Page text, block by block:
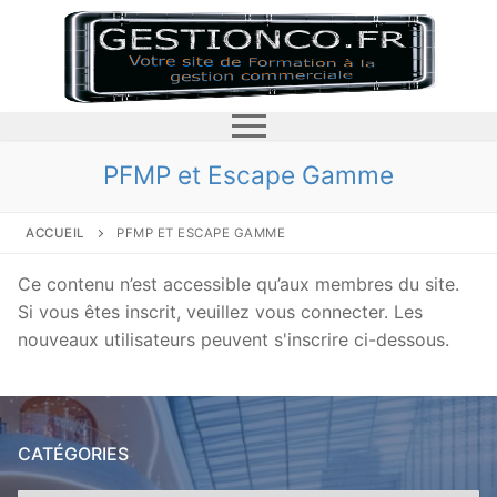
contenu
accueil
le prix
L’affichage d’une réduction de prix
Comment fixer un prix?
Pourquoi gérer les stocks?
Les mouvements de stock
le linéaire
PFMP et Escape Gamme
ACCUEIL PFMP ET ESCAPE GAMME
Ce contenu n’est accessible qu’aux membres du site.
Si vous êtes inscrit, veuillez vous connecter. Les
nouveaux utilisateurs peuvent s'inscrire ci-dessous.
CATÉGORIES